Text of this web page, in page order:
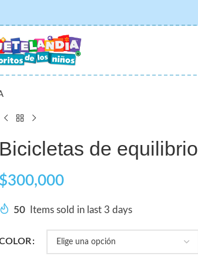
Bicicletas de equilibrio
$300,000
50 Items sold in last 3 days